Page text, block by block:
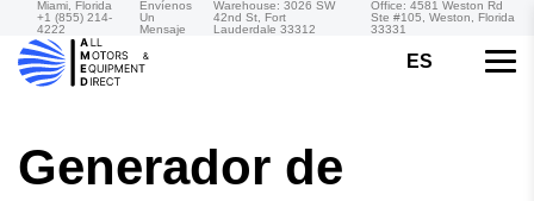
Miami, Florida
+1 (855) 214-
4222
Envíenos
Un
Mensaje
Warehouse: 3026 SW
42nd St, Fort
Lauderdale 33312
Office: 4581 Weston Rd
Ste #105, Weston, Florida
33331
ES
Generador de